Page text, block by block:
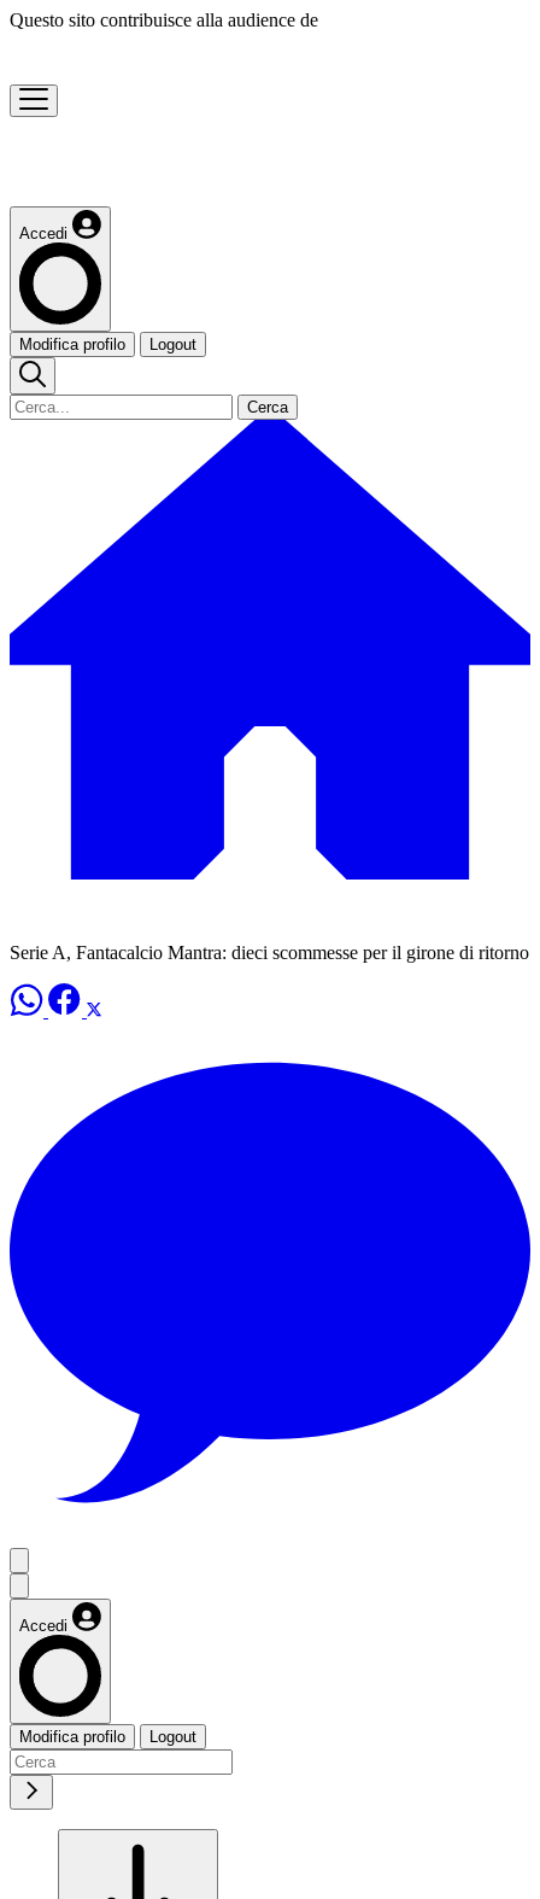
Questo sito contribuisce alla audience de
Accedi
Modifica profilo Logout
Cerca
Serie A, Fantacalcio Mantra: dieci scommesse per il girone di ritorno
Accedi
Modifica profilo Logout